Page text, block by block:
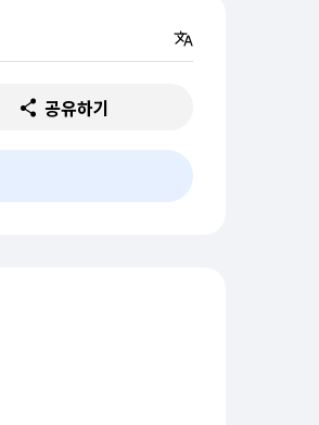
공유하기